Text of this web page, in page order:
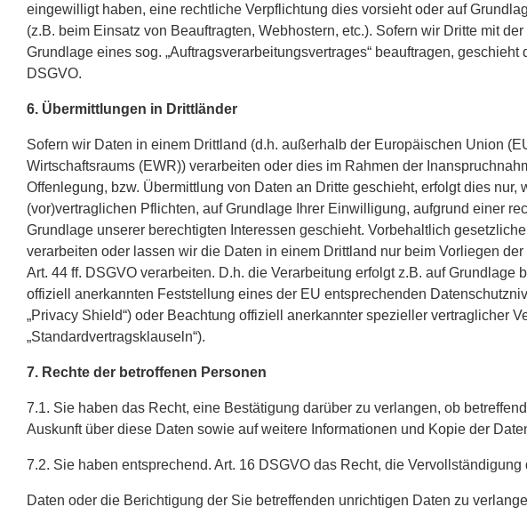
eingewilligt haben, eine rechtliche Verpflichtung dies vorsieht oder auf
(z.B. beim Einsatz von Beauftragten, Webhostern, etc.). Sofern wir Dritte mit
Grundlage eines sog. „Auftragsverarbeitungsvertrages“ beauftragen, geschieht
DSGVO.
6. Übermittlungen in Drittländer
Sofern wir Daten in einem Drittland (d.h. außerhalb der Europäischen Union
Wirtschaftsraums (EWR)) verarbeiten oder dies im Rahmen der
Offenlegung, bzw. Übermittlung von Daten an Dritte geschieht, erfolgt dies nur,
(vor)vertraglichen Pflichten, auf Grundlage Ihrer Einwilligung, aufgrund einer
Grundlage unserer berechtigten Interessen geschieht. Vorbehaltlich
verarbeiten oder lassen wir die Daten in einem Drittland nur beim Vorliegen
Art. 44 ff. DSGVO verarbeiten. D.h. die Verarbeitung erfolgt z.B. auf Grundlage
offiziell anerkannten Feststellung eines der EU entsprechenden
„Privacy Shield“) oder Beachtung offiziell anerkannter spezieller vertraglicher
„Standardvertragsklauseln“).
7. Rechte der betroffenen Personen
7.1. Sie haben das Recht, eine Bestätigung darüber zu verlangen, ob
Auskunft über diese Daten sowie auf weitere Informationen und Kopie der
7.2. Sie haben entsprechend. Art. 16 DSGVO das Recht, die Vervollständigung
Daten oder die Berichtigung der Sie betreffenden unrichtigen Daten zu